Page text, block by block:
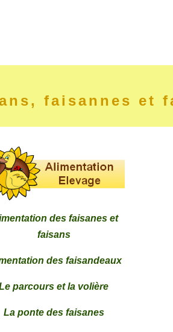
faisannes et
des faisanes et
faisans
des faisandeaux
parcours et la volière
La ponte des faisanes